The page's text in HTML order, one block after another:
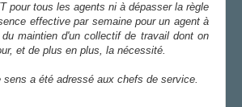
pour tous les agents ni à dépasser la règle
effective par semaine pour un agent à
maintien d'un collectif de travail dont on
et de plus en plus, la nécessité.
sens a été adressé aux chefs de service.